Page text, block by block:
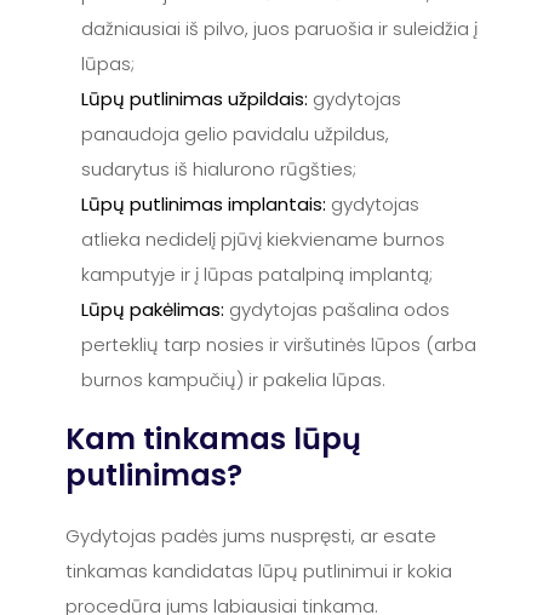
dažniausiai iš pilvo, juos paruošia ir suleidžia į
lūpas;
Lūpų putlinimas užpildais: gydytojas
panaudoja gelio pavidalu užpildus,
sudarytus iš hialurono rūgšties;
Lūpų putlinimas implantais: gydytojas
atlieka nedidelį pjūvį kiekviename burnos
kamputyje ir į lūpas patalpiną implantą;
Lūpų pakėlimas: gydytojas pašalina odos
perteklių tarp nosies ir viršutinės lūpos (arba
burnos kampučių) ir pakelia lūpas.
Kam tinkamas lūpų
putlinimas?
Gydytojas padės jums nuspręsti, ar esate
tinkamas kandidatas lūpų putlinimui ir kokia
procedūra jums labiausiai tinkama.